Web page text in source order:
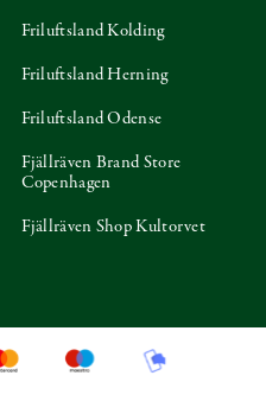
Friluftsland Kolding
Friluftsland Herning
Friluftsland Odense
Fjällräven Brand Store
Copenhagen
Fjällräven Shop Kultorvet